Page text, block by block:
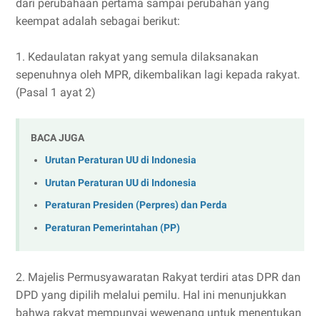
dari perubahaan pertama sampai perubahan yang
keempat adalah sebagai berikut:
1. Kedaulatan rakyat yang semula dilaksanakan
sepenuhnya oleh MPR, dikembalikan lagi kepada rakyat.
(Pasal 1 ayat 2)
BACA JUGA
Urutan Peraturan UU di Indonesia
Urutan Peraturan UU di Indonesia
Peraturan Presiden (Perpres) dan Perda
Peraturan Pemerintahan (PP)
2. Majelis Permusyawaratan Rakyat terdiri atas DPR dan
DPD yang dipilih melalui pemilu. Hal ini menunjukkan
bahwa rakyat mempunyai wewenang untuk menentukan